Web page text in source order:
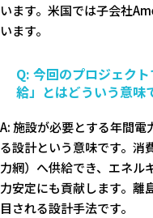
います。米国では子会社
います。
Q: 今回のプロジェク
給」とはどういう意味
A: 施設が必要とする年間
る設計という意味です。消
力網）へ供給でき、エネル
力安定にも貢献します。離
目される設計手法です。